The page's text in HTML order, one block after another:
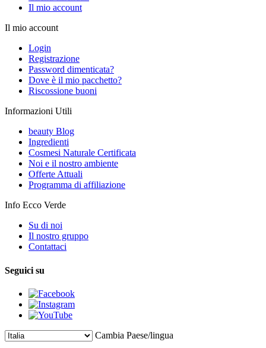
Il mio account
Il mio account
Login
Registrazione
Password dimenticata?
Dove è il mio pacchetto?
Riscossione buoni
Informazioni Utili
beauty Blog
Ingredienti
Cosmesi Naturale Certificata
Noi e il nostro ambiente
Offerte Attuali
Programma di affiliazione
Info Ecco Verde
Su di noi
Il nostro gruppo
Contattaci
Seguici su
Cambia Paese/lingua